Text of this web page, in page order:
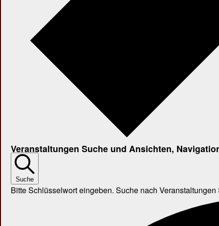
Veranstaltungen Suche und Ansichten,
Suche
Bitte Schlüsselwort eingeben. Suche nach